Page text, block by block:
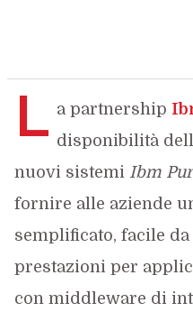
L a partnership
disponibilità
nuovi sistemi Ibm
fornire alle aziende
semplificato, facile da
prestazioni per
con middleware di